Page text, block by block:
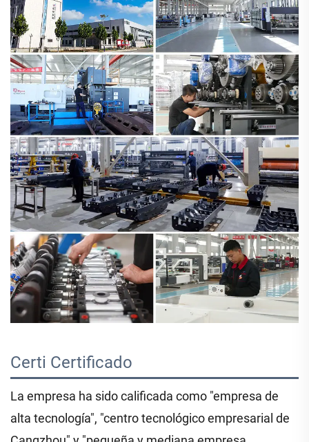
Certi Certificado
La empresa ha sido calificada como "empresa de
alta tecnología", "centro tecnológico empresarial de